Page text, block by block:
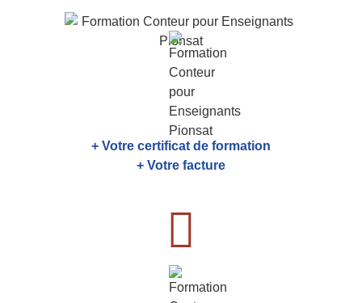
+ Votre certificat de formation
+ Votre facture